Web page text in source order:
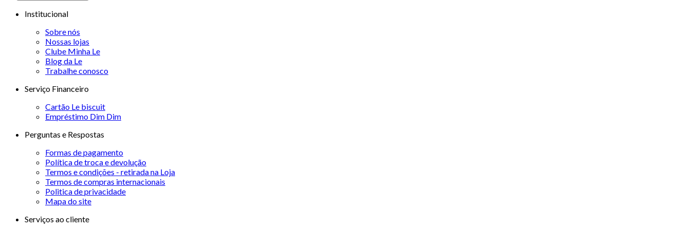
Institucional
Sobre nós
Nossas lojas
Clube Minha Le
Blog da Le
Trabalhe conosco
Serviço Financeiro
Cartão Le biscuit
Empréstimo Dim Dim
Perguntas e Respostas
Formas de pagamento
Política de troca e devolução
Termos e condições - retirada na Loja
Termos de compras internacionais
Politica de privacidade
Mapa do site
Serviços ao cliente